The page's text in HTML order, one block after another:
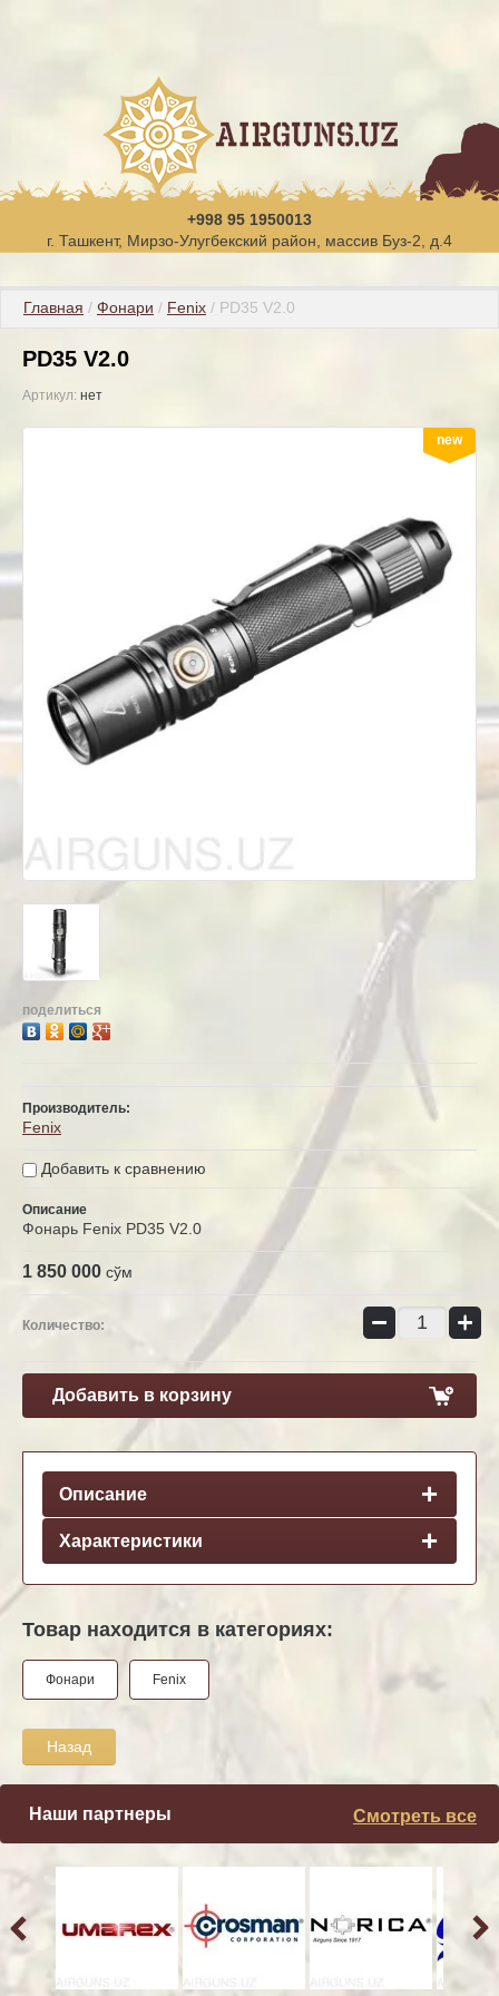
+998 95 1950013
г. Ташкент, Мирзо-Улугбекский район, массив Буз-2, д.4
Главная / Фонари / Fenix / PD35 V2.0
PD35 V2.0
Артикул: нет
new
поделиться
Производитель:
Fenix
Добавить к сравнению
Описание
Фонарь Fenix PD35 V2.0
1 850 000 сўм
Количество: − +
Добавить в корзину
Описание
Характеристики
Товар находится в категориях:
Фонари Fenix
Назад
Наши партнеры Смотреть все